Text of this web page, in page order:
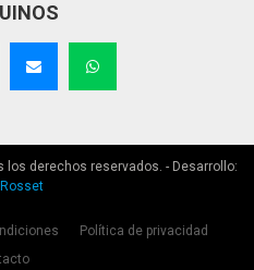
los derechos reservados. - Desarrollo:
Política de privacidad